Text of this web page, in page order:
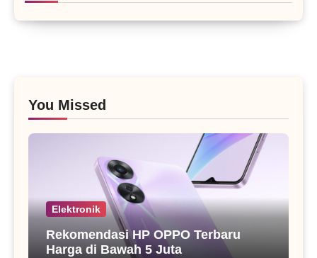
You Missed
Elektronik
Rekomendasi HP OPPO Terbaru
Harga di Bawah 5 Juta